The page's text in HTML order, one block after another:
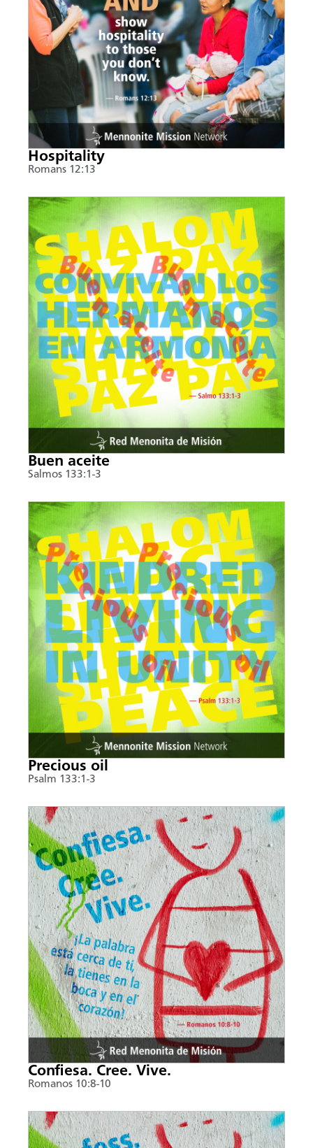
Hospitality
Romans 12:13
Buen aceite
Salmos 133:1-3
Precious oil
Psalm 133:1-3
Confiesa. Cree. Vive.
Romanos 10:8-10